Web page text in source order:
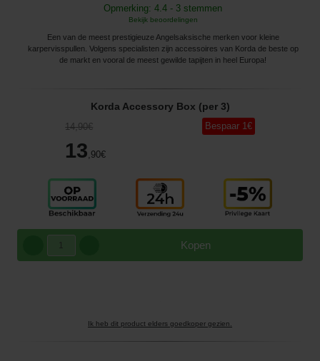
Opmerking: 4.4 - 3 stemmen
Bekijk beoordelingen
Een van de meest prestigieuze Angelsaksische merken voor kleine
karpervisspullen. Volgens specialisten zijn accessoires van Korda de beste op
de markt en vooral de meest gewilde tapijten in heel Europa!
Korda Accessory Box (per 3)
14,90€
13 ,90€
Bespaar 1€
Kopen
Ik heb dit product elders goedkoper gezien.